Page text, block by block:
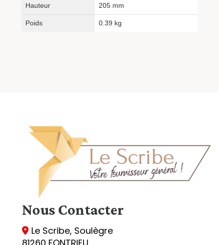
Hauteur 205 mm
Poids 0.39 kg
Nous Contacter
 Le Scribe, Soulègre